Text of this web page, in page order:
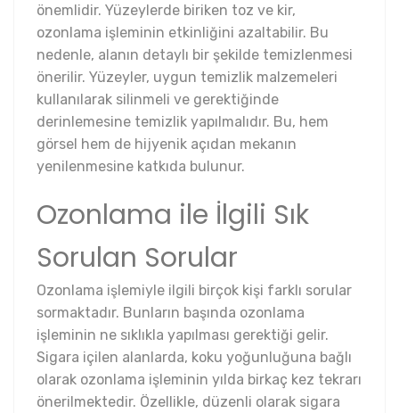
önemlidir. Yüzeylerde biriken toz ve kir,
ozonlama işleminin etkinliğini azaltabilir. Bu
nedenle, alanın detaylı bir şekilde temizlenmesi
önerilir. Yüzeyler, uygun temizlik malzemeleri
kullanılarak silinmeli ve gerektiğinde
derinlemesine temizlik yapılmalıdır. Bu, hem
görsel hem de hijyenik açıdan mekanın
yenilenmesine katkıda bulunur.
Ozonlama ile İlgili Sık
Sorulan Sorular
Ozonlama işlemiyle ilgili birçok kişi farklı sorular
sormaktadır. Bunların başında ozonlama
işleminin ne sıklıkla yapılması gerektiği gelir.
Sigara içilen alanlarda, koku yoğunluğuna bağlı
olarak ozonlama işleminin yılda birkaç kez tekrarı
önerilmektedir. Özellikle, düzenli olarak sigara